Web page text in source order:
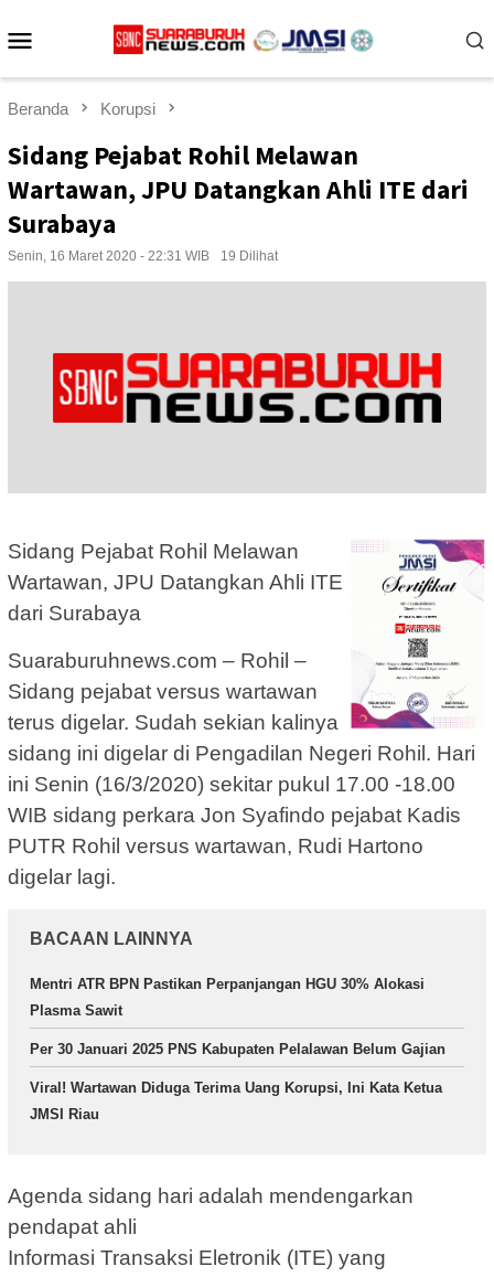
ke
Beranda Korupsi
Sidang Pejabat Rohil Melawan
Wartawan, JPU Datangkan Ahli ITE dari
Surabaya
Senin, 16 Maret 2020 - 22:31 WIB 19 Dilihat
Sidang Pejabat Rohil Melawan
Wartawan, JPU Datangkan Ahli ITE
dari Surabaya
Suaraburuhnews.com – Rohil –
Sidang pejabat versus wartawan
terus digelar. Sudah sekian kalinya
sidang ini digelar di Pengadilan Negeri Rohil. Hari
ini Senin (16/3/2020) sekitar pukul 17.00 -18.00
WIB sidang perkara Jon Syafindo pejabat Kadis
PUTR Rohil versus wartawan, Rudi Hartono
digelar lagi.
BACAAN LAINNYA
Mentri ATR BPN Pastikan Perpanjangan HGU 30% Alokasi
Plasma Sawit
Per 30 Januari 2025 PNS Kabupaten Pelalawan Belum Gajian
Viral! Wartawan Diduga Terima Uang Korupsi, Ini Kata Ketua
JMSI Riau
Agenda sidang hari adalah mendengarkan
pendapat ahli
Informasi Transaksi Eletronik (ITE) yang